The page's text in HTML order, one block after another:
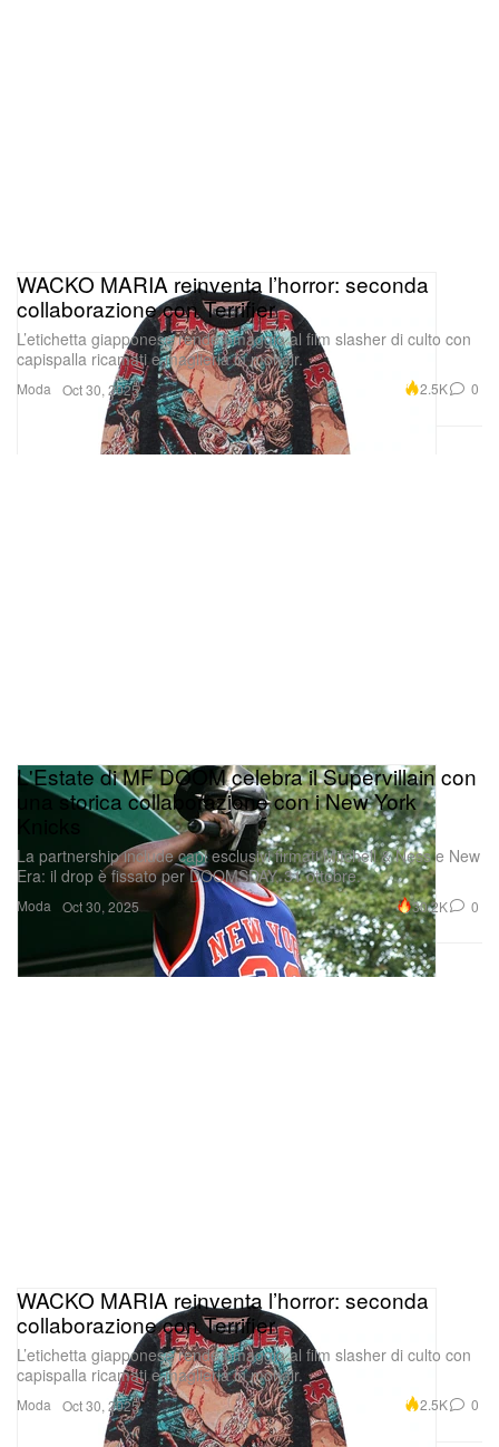
Moda
WACKO MARIA reinventa l’horror: seconda
collaborazione con Terrifier
L’etichetta giapponese rende omaggio al film slasher di culto con
capispalla ricamati e maglieria in mohair.
Oct 30, 2025 2.5K 0
Moda
L'Estate di MF DOOM celebra il Supervillain con
una storica collaborazione con i New York
La partnership include capi esclusivi firmati Mitchell & Ness e New
Era: il drop è fissato per DOOMSDAY, 31 ottobre.
Oct 30, 2025 30.2K 0
Moda
WACKO MARIA reinventa l’horror: seconda
collaborazione con Terrifier
L’etichetta giapponese rende omaggio al film slasher di culto con
capispalla ricamati e maglieria in mohair.
Oct 30, 2025 2.5K 0